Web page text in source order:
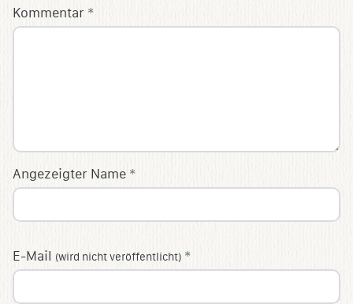
Kommentar *
Angezeigter Name *
E-Mail (wird nicht veröffentlicht) *